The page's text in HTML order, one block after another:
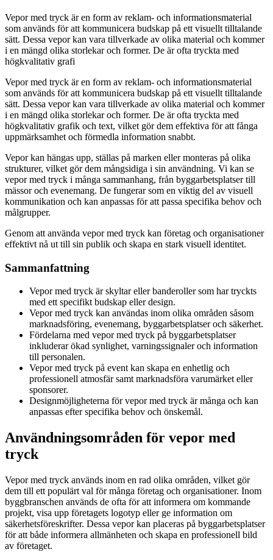
Vepor med tryck är en form av reklam- och informationsmaterial
som används för att kommunicera budskap på ett visuellt tilltalande
sätt. Dessa vepor kan vara tillverkade av olika material och kommer
i en mängd olika storlekar och former. De är ofta tryckta med
högkvalitativ grafi
Vepor med tryck är en form av reklam- och informationsmaterial
som används för att kommunicera budskap på ett visuellt tilltalande
sätt. Dessa vepor kan vara tillverkade av olika material och kommer
i en mängd olika storlekar och former. De är ofta tryckta med
högkvalitativ grafik och text, vilket gör dem effektiva för att fånga
uppmärksamhet och förmedla information snabbt.
Vepor kan hängas upp, ställas på marken eller monteras på olika
strukturer, vilket gör dem mångsidiga i sin användning. Vi kan se
vepor med tryck i många sammanhang, från byggarbetsplatser till
mässor och evenemang. De fungerar som en viktig del av visuell
kommunikation och kan anpassas för att passa specifika behov och
målgrupper.
Genom att använda vepor med tryck kan företag och organisationer
effektivt nå ut till sin publik och skapa en stark visuell identitet.
Sammanfattning
Vepor med tryck är skyltar eller banderoller som har tryckts
med ett specifikt budskap eller design.
Vepor med tryck kan användas inom olika områden såsom
marknadsföring, evenemang, byggarbetsplatser och säkerhet.
Fördelarna med vepor med tryck på byggarbetsplatser
inkluderar ökad synlighet, varningssignaler och information
till personalen.
Vepor med tryck på event kan skapa en enhetlig och
professionell atmosfär samt marknadsföra varumärket eller
sponsorer.
Designmöjligheterna för vepor med tryck är många och kan
anpassas efter specifika behov och önskemål.
Användningsområden för vepor med
tryck
Vepor med tryck används inom en rad olika områden, vilket gör
dem till ett populärt val för många företag och organisationer. Inom
byggbranschen används de ofta för att informera om kommande
projekt, visa upp företagets logotyp eller ge information om
säkerhetsföreskrifter. Dessa vepor kan placeras på byggarbetsplatser
för att både informera allmänheten och skapa en professionell bild
av företaget.